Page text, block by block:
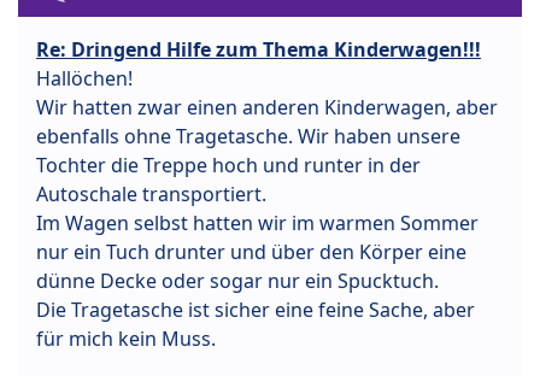
Re: Dringend Hilfe zum Thema Kinderwagen!!!
Hallöchen!
Wir hatten zwar einen anderen Kinderwagen, aber
ebenfalls ohne Tragetasche. Wir haben unsere
Tochter die Treppe hoch und runter in der
Autoschale transportiert.
Im Wagen selbst hatten wir im warmen Sommer
nur ein Tuch drunter und über den Körper eine
dünne Decke oder sogar nur ein Spucktuch.
Die Tragetasche ist sicher eine feine Sache, aber
für mich kein Muss.